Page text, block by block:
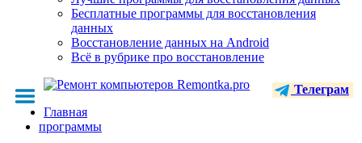
Бесплатные программы для восстановления
данных
Восстановление данных на Android
Всё в рубрике про восстановление
Телеграм
Главная
программы